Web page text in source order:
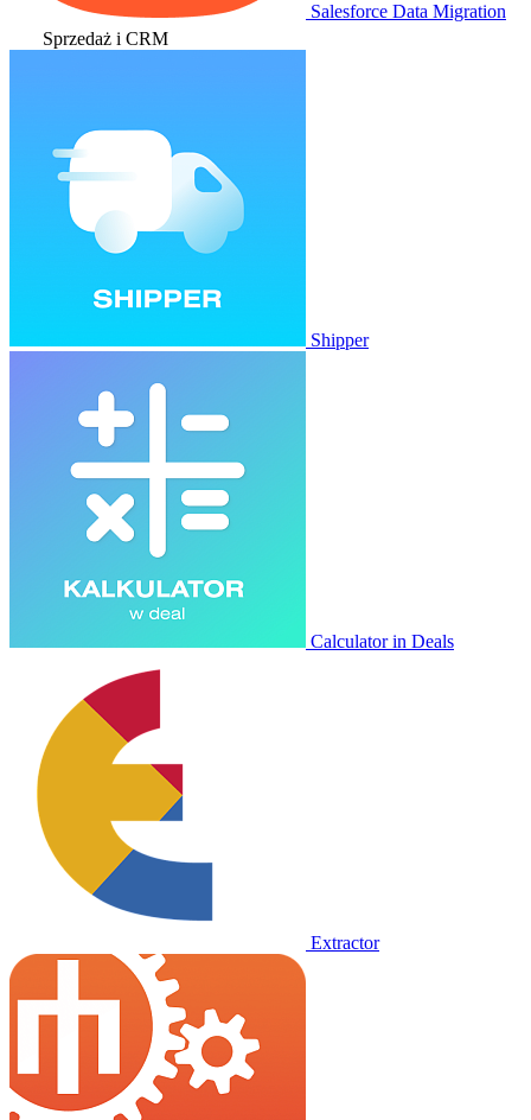
Salesforce Data Migration
Sprzedaż i CRM
Shipper
Calculator in Deals
Extractor